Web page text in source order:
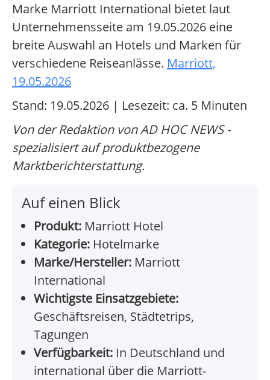
Marke Marriott International bietet laut
Unternehmensseite am 19.05.2026 eine
breite Auswahl an Hotels und Marken für
verschiedene Reiseanlässe. Marriott,
19.05.2026
Stand: 19.05.2026 | Lesezeit: ca. 5 Minuten
Von der Redaktion von AD HOC NEWS -
spezialisiert auf produktbezogene
Marktberichterstattung.
Auf einen Blick
Produkt: Marriott Hotel
Kategorie: Hotelmarke
Marke/Hersteller: Marriott
International
Wichtigste Einsatzgebiete:
Geschäftsreisen, Städtetrips,
Tagungen
Verfügbarkeit: In Deutschland und
international über die Marriott-